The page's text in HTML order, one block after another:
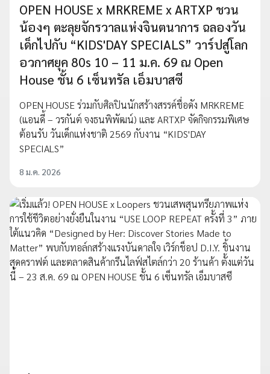
OPEN HOUSE x MRKREME x ARTXP ชวน
น้องๆ ตะลุยจักรวาลแห่งจินตนาการ ฉลองวัน
เด็กไปกับ “KIDS'DAY SPECIALS” วาร์ปสู่โลก
อวกาศยุค 80s 10 – 11 ม.ค. 69 ณ Open
House ชั้น 6 เซ็นทรัล เอ็มบาสซี
OPEN HOUSE ร่วมกับศิลปินนักสร้างสรรค์ชื่อดัง MRKREME
(แอนดี้ – วรกันต์ จงธนพิพัฒน์) และ ARTXP จัดกิจกรรมพิเศษ
ต้อนรับ วันเด็กแห่งชาติ 2569 กับงาน “KIDS'DAY
SPECIALS”
8 ม.ค. 2026